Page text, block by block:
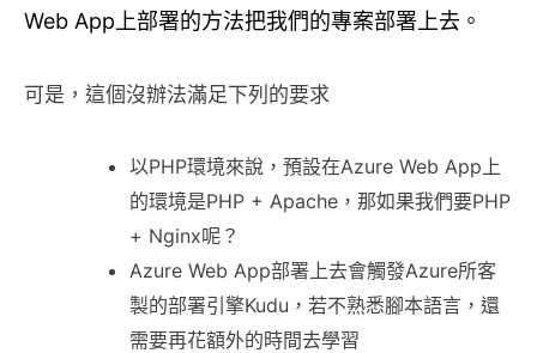
Web App上部署的方法把我們的專案部署上去。
可是，這個沒辦法滿足下列的要求
以PHP環境來說，預設在Azure Web App上
的環境是PHP + Apache，那如果我們要PHP
+ Nginx呢？
Azure Web App部署上去會觸發Azure所客
製的部署引擎Kudu，若不熟悉腳本語言，還
需要再花額外的時間去學習